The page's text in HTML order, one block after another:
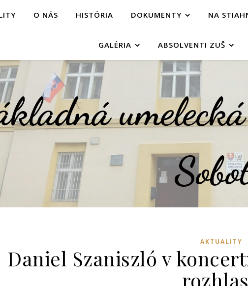
O NÁS HISTÓRIA DOKUMENTY NA
GALÉRIA ABSOLVENTI ZUŠ
AKTUALITY
Daniel Szaniszló v